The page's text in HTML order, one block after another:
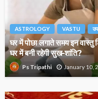
ASTROLOGY VASTU
घर में पोछा लगाते समय इन वास्तु
घर में बनी रहेगी सुख-शांति?
Ps Tripathi January 10,